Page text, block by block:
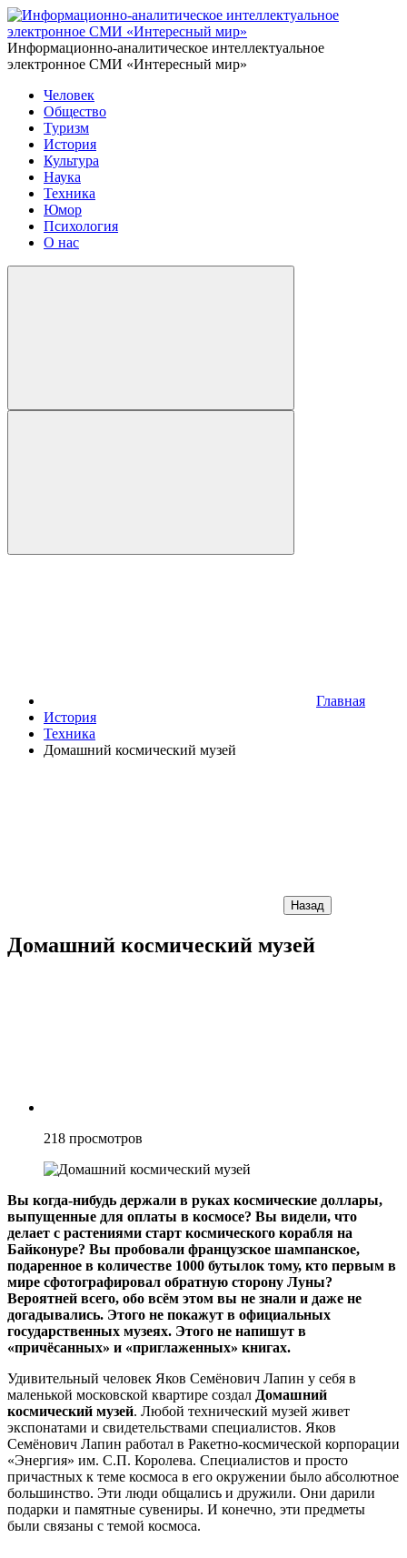
Информационно-аналитическое интеллектуальное
электронное СМИ «Интересный мир»
Человек
Общество
Туризм
История
Культура
Наука
Техника
Юмор
Психология
О нас
Главная
История
Техника
Домашний космический музей
Назад
Домашний космический музей
218 просмотров
Вы когда-нибудь держали в руках космические доллары,
выпущенные для оплаты в космосе? Вы видели, что
делает с растениями старт космического корабля на
Байконуре? Вы пробовали французское шампанское,
подаренное в количестве 1000 бутылок тому, кто первым в
мире сфотографировал обратную сторону Луны?
Вероятней всего, обо всём этом вы не знали и даже не
догадывались. Этого не покажут в официальных
государственных музеях. Этого не напишут в
«причёсанных» и «приглаженных» книгах.
Удивительный человек Яков Семёнович Лапин у себя в
маленькой московской квартире создал Домашний
космический музей. Любой технический музей живет
экспонатами и свидетельствами специалистов. Яков
Семёнович Лапин работал в Ракетно-космической корпорации
«Энергия» им. С.П. Королева. Специалистов и просто
причастных к теме космоса в его окружении было абсолютное
большинство. Эти люди общались и дружили. Они дарили
подарки и памятные сувениры. И конечно, эти предметы
были связаны с темой космоса.